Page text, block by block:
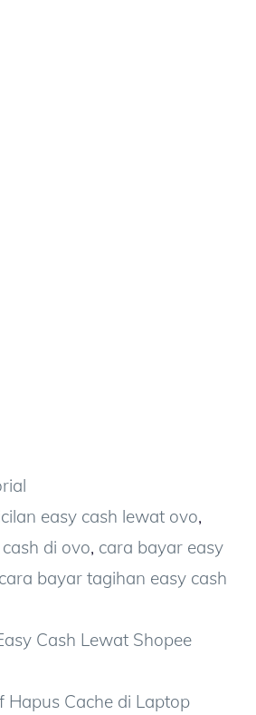
easy cash lewat ovo,
di ovo, cara bayar easy
cara bayar tagihan easy cash
Cash Lewat Shopee
Hapus Cache di Laptop